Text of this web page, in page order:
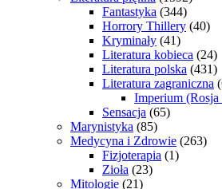
Fantastyka (344)
Horrory Thillery (40)
Kryminały (41)
Literatura kobieca (24)
Literatura polska (431)
Literatura zagraniczna
Imperium (Rosja
Sensacja (65)
Marynistyka (85)
Medycyna i Zdrowie (263)
Fizjoterapia (1)
Zioła (23)
Mitologie (21)